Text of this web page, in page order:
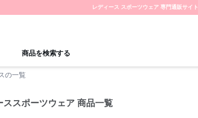
レディース スポーツウェア 専門通販サイ
商品を検索する
の一覧
ススポーツウェア 商品一覧